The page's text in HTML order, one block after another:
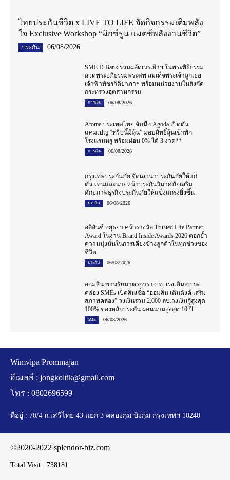
ไทยประกันชีวิต x LIVE TO LIFE จัดกิจกรรมเติมพลัง
ใจ Exclusive Workshop “มิกซ์รูน แมตช์พลังงานชีวิต”
ประกัน 06/08/2026
SME D Bank ร่วมผลัดเวรเฝ้าฯ ในพระพิธีธรรม
สวดพระอภิธรรมพระศพ สมเด็จพระเจ้าลูกเธอ
เจ้าฟ้าพัชรกิติยาภาฯ พร้อมหน่วยงานในสังกัด
กระทรวงอุตสาหกรรม
การเงิน 06/08/2026
Atome ประเทศไทย จับมือ Agoda เปิดตัว
แคมเปญ “ทริปนี้มีลุ้น” มอบสิทธิ์ลุ้นเข้าพัก
โรงแรมหรู พร้อมผ่อน 0% ได้ 3 งวด**
การเงิน 06/08/2026
กรุงเทพประกันภัย จัดเสวนาประกันภัยให้แก่
ตัวแทนและนายหน้าประกันวินาศภัยเสริม
ศักยภาพธุรกิจประกันภัยให้แข็งแกร่งยิ่งขึ้น
ประกัน 06/08/2026
อลิอันซ์ อยุธยา คว้ารางวัล Trusted Life Partner
Award ในงาน Brand Inside Awards 2026 ตอกย้ำ
ความมุ่งมั่นในการเคียงข้างลูกค้าในทุกช่วงของ
ชีวิต
ประกัน 06/08/2026
ออมสิน ขานรับมาตรการ ธปท. เร่งเติมสภาพ
คล่อง SMEs เปิดสินเชื่อ “ออมสิน เติมตังค์ เสริม
สภาพคล่อง” วงเงินรวม 2,000 ลบ.วงเงินกู้สูงสุด
100% ของหลักประกัน ผ่อนนานสูงสุด 10 ปี
SME 06/08/2026
Wimvipa Prommajan
อีเมลล์ : jongkoltik@gmail.com
โทร : 0802696599
ที่อยู่ : 70/4 ถ.เสรีไทย 43 แยก 3 คลองกุ่ม บึงกุ่ม กรุงเทพฯ 10240
©2020-2022 splendor-biz.com
Total Visit : 738181